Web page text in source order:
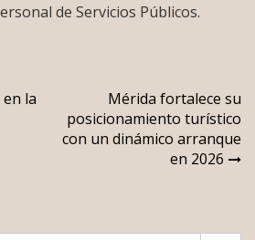
de Servicios Públicos.
la
Mérida fortalece su
posicionamiento turístico
con un dinámico arranque
en 2026